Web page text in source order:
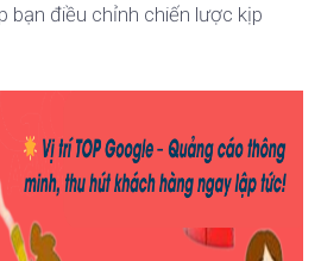
bạn điều chỉnh chiến lược kịp